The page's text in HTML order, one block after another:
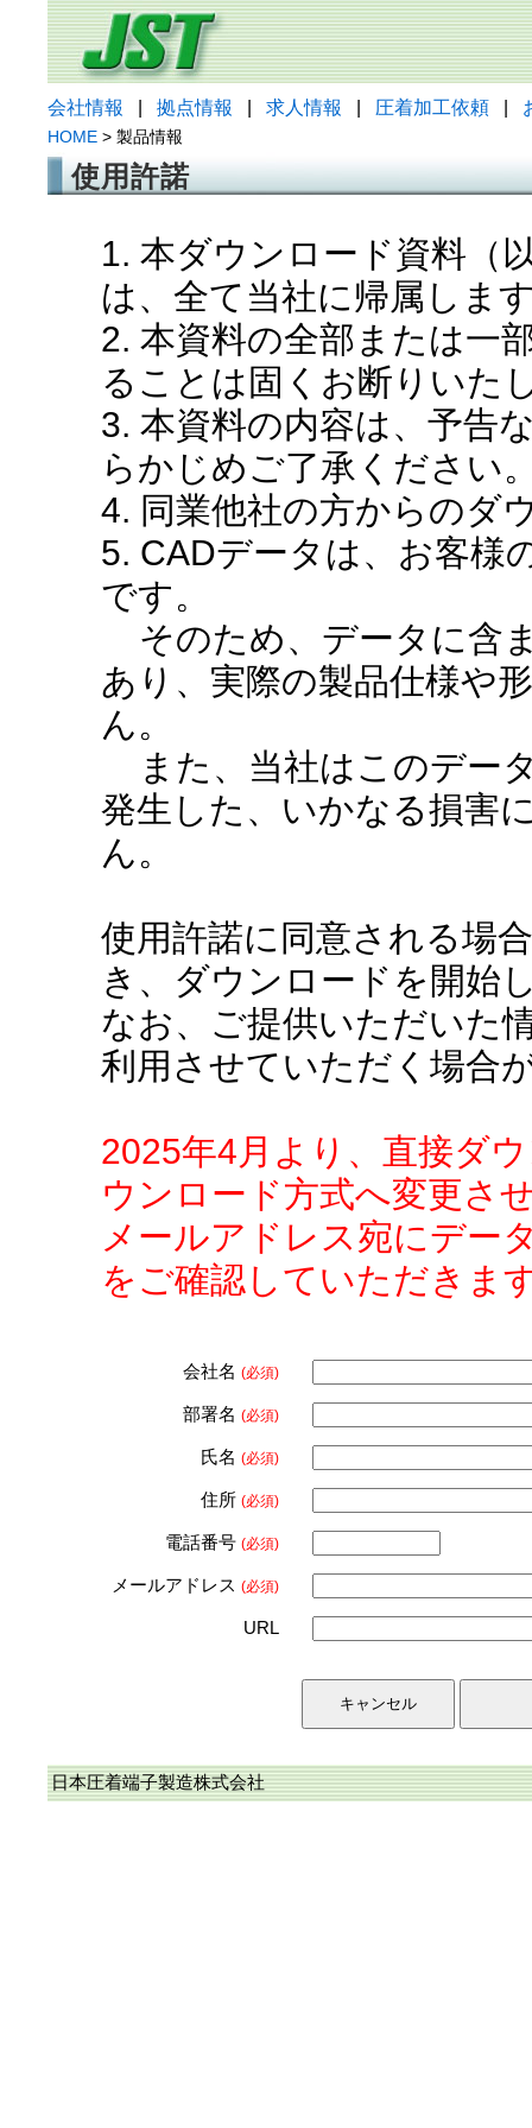
会社情報 拠点情報 求人情報 圧着加工依頼
HOME > 製品情報
使用許諾
1. 本ダウンロード資料（
は、全て当社に帰属しま
2. 本資料の全部または一
ることは固くお断りいた
3. 本資料の内容は、予告
らかじめご了承ください
4. 同業他社の方からのダ
5. CADデータは、お客様
です。
そのため、データに含
あり、実際の製品仕様や
ん。
また、当社はこのデー
発生した、いかなる損害
ん。
使用許諾に同意される場
き、ダウンロードを開始
なお、ご提供いただいた
利用させていただく場合
2025年4月より、直接ダ
ウンロード方式へ変更さ
メールアドレス宛にデー
をご確認していただきま
会社名 (必須)
部署名 (必須)
氏名 (必須)
住所 (必須)
電話番号 (必須)
メールアドレス (必須)
URL
日本圧着端子製造株式会社